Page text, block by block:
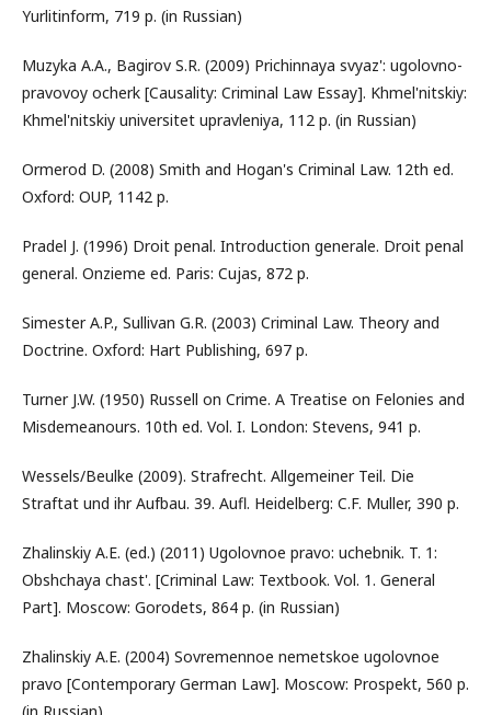
Yurlitinform, 719 p. (in Russian)
Muzyka A.A., Bagirov S.R. (2009) Prichinnaya svyaz': ugolovno-
pravovoy ocherk [Causality: Criminal Law Essay]. Khmel'nitskiy:
Khmel'nitskiy universitet upravleniya, 112 p. (in Russian)
Ormerod D. (2008) Smith and Hogan's Criminal Law. 12th ed.
Oxford: OUP, 1142 p.
Pradel J. (1996) Droit penal. Introduction generale. Droit penal
general. Onzieme ed. Paris: Cujas, 872 p.
Simester A.P., Sullivan G.R. (2003) Criminal Law. Theory and
Doctrine. Oxford: Hart Publishing, 697 p.
Turner J.W. (1950) Russell on Crime. A Treatise on Felonies and
Misdemeanours. 10th ed. Vol. I. London: Stevens, 941 p.
Wessels/Beulke (2009). Strafrecht. Allgemeiner Teil. Die
Straftat und ihr Aufbau. 39. Aufl. Heidelberg: C.F. Muller, 390 p.
Zhalinskiy A.E. (ed.) (2011) Ugolovnoe pravo: uchebnik. T. 1:
Obshchaya chast'. [Criminal Law: Textbook. Vol. 1. General
Part]. Moscow: Gorodets, 864 p. (in Russian)
Zhalinskiy A.E. (2004) Sovremennoe nemetskoe ugolovnoe
pravo [Contemporary German Law]. Moscow: Prospekt, 560 p.